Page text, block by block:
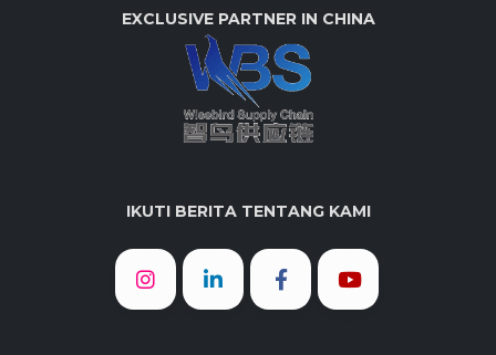
EXCLUSIVE PARTNER IN CHINA
IKUTI BERITA TENTANG KAMI